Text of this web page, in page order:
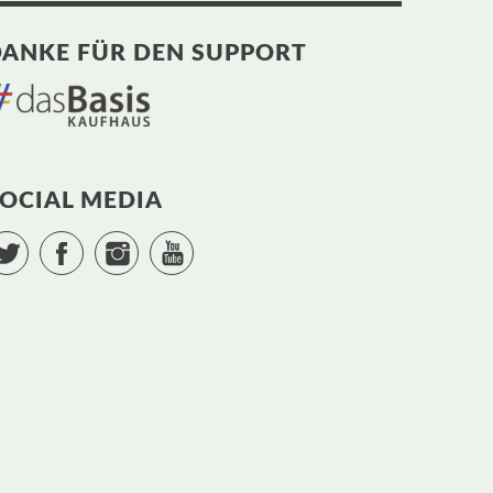
FÜR DEN SUPPORT
MEDIA
Twitter FacebookInstagramYouTube